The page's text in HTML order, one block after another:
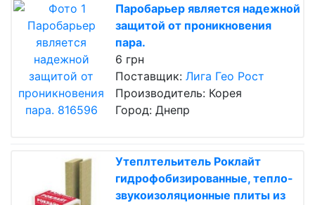
Паробарьер является надежной
защитой от проникновения
пара.
6 грн
Поставщик: Лига Гео Рост
Производитель: Корея
Город: Днепр
Утеплтельитель Роклайт
гидрофобизированные, тепло-
звукоизоляционные плиты из